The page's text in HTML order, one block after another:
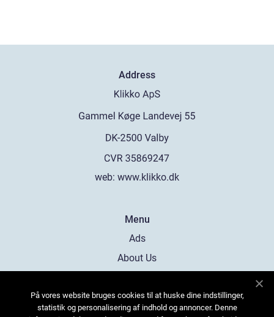
Address
web: www.klikko.dk
Menu
Ads
About Us
Contact
På vores website bruges cookies til at huske dine indstillinger,
statistik og personalisering af indhold og annoncer. Denne